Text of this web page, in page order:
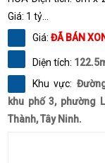
Giá: 1 tỷ...
Giá: ĐÃ BÁN
Diện tích:
Khu vực:
khu phố 3, phường
Thành, Tây Ninh.